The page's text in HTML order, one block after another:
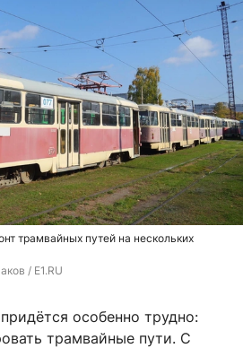
трамвайных путей на нескольких
/ E1.RU
особенно трудно:
трамвайные пути. С